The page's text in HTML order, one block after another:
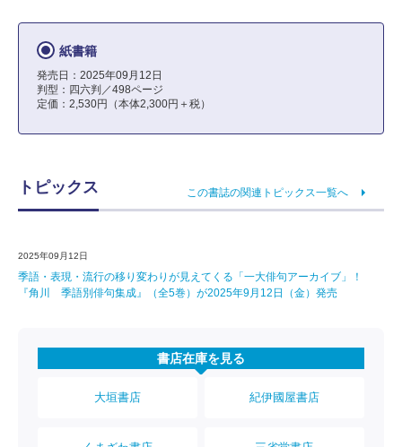
紙書籍
発売日：2025年09月12日
判型：四六判／498ページ
定価：2,530円（本体2,300円＋税）
トピックス この書誌の関連トピックス一覧へ
2025年09月12日
季語・表現・流行の移り変わりが見えてくる「一大俳句アーカイブ」！
『角川 季語別俳句集成』（全5巻）が2025年9月12日（金）発売
書店在庫を見る
大垣書店 紀伊國屋書店